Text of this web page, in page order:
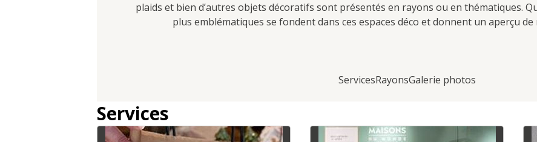
plaids et bien d’autres objets décoratifs sont présentés en rayons ou en thématiques.
plus emblématiques se fondent dans ces espaces déco et donnent un aperçu
ServicesRayonsGalerie photos
Services